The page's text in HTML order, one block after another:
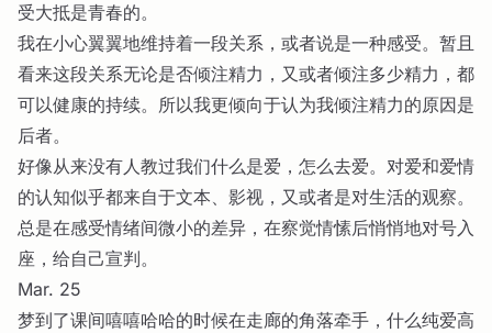
受大抵是青春的。
我在小心翼翼地维持着一段关系，或者说是一种感受。暂且
看来这段关系无论是否倾注精力，又或者倾注多少精力，都
可以健康的持续。所以我更倾向于认为我倾注精力的原因是
后者。
好像从来没有人教过我们什么是爱，怎么去爱。对爱和爱情
的认知似乎都来自于文本、影视，又或者是对生活的观察。
总是在感受情绪间微小的差异，在察觉情愫后悄悄地对号入
座，给自己宣判。
Mar. 25
梦到了课间嘻嘻哈哈的时候在走廊的角落牵手，什么纯爱高